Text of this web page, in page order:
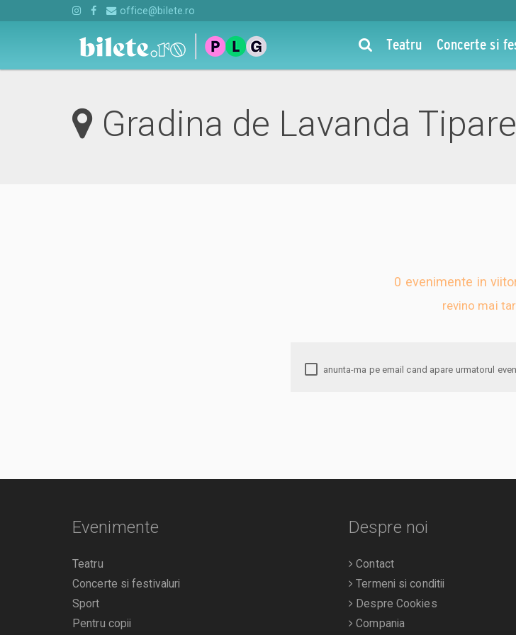
office@bilete.ro
Teatru Concerte si
Gradina de Lavanda
0 evenimente in
revino mai
Evenimente
Teatru
Concerte si festivaluri
Sport
Pentru copii
Despre noi
Contact
Termeni si conditii
Despre Cookies
Compania